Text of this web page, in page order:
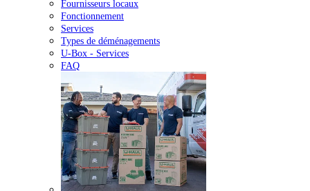
Fournisseurs locaux
Fonctionnement
Services
Types de déménagements
U-Box - Services
FAQ